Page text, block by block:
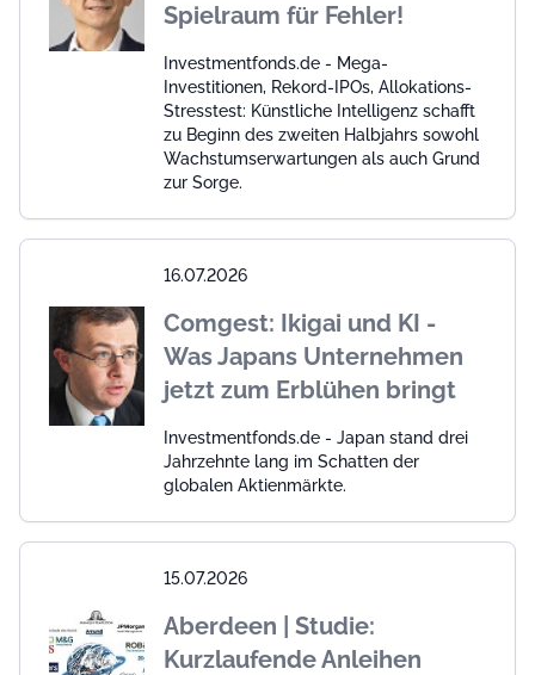
Spielraum für Fehler!
Investmentfonds.de - Mega-
Investitionen, Rekord-IPOs, Allokations-
Stresstest: Künstliche Intelligenz schafft
zu Beginn des zweiten Halbjahrs sowohl
Wachstumserwartungen als auch Grund
zur Sorge.
16.07.2026
Comgest: Ikigai und KI -
Was Japans Unternehmen
jetzt zum Erblühen bringt
Investmentfonds.de - Japan stand drei
Jahrzehnte lang im Schatten der
globalen Aktienmärkte.
15.07.2026
Aberdeen | Studie:
Kurzlaufende Anleihen